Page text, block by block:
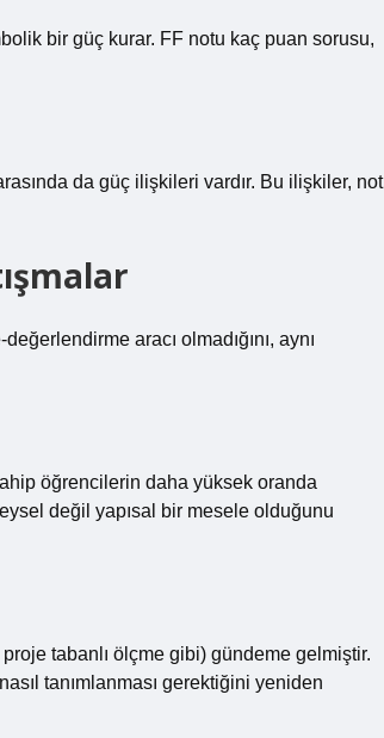
bir güç kurar. FF notu kaç puan sorusu,
da güç ilişkileri vardır. Bu ilişkiler, not
aracı olmadığını, aynı
öğrencilerin daha yüksek oranda
değil yapısal bir mesele olduğunu
tabanlı ölçme gibi) gündeme gelmiştir.
tanımlanması gerektiğini yeniden